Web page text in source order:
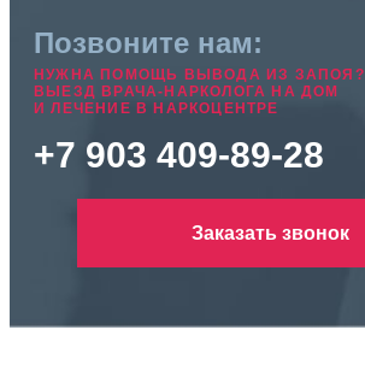
Позвоните нам:
НУЖНА ПОМОЩЬ ВЫВОДА ИЗ ЗАПОЯ?
ВЫЕЗД ВРАЧА-НАРКОЛОГА НА ДОМ
И ЛЕЧЕНИЕ В НАРКОЦЕНТРЕ
+7 903 409-89-28
Заказать звонок